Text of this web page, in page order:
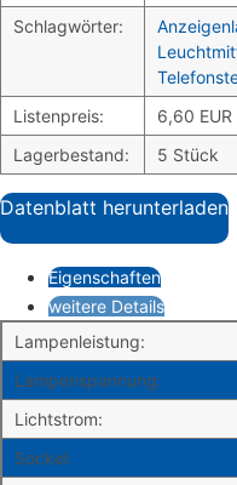
Schlagwörter:
Listenpreis:
6,60
Lagerbestand:
5 Stück
Datenblatt herunterladen
Eigenschaften
weitere Details
Lampenleistung:
Lampenspannung:
Lichtstrom:
Sockel: